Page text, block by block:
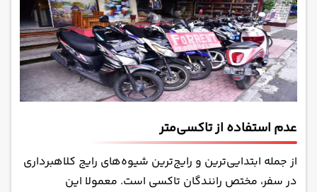
عدم استفاده از تاکسی‌متر
از جمله ابتدایی‌ترین و رایج‌ترین شیوه‌های رایج کلاهبرداری
در سفر، مختص رانندگان تاکسی است. معمولا این